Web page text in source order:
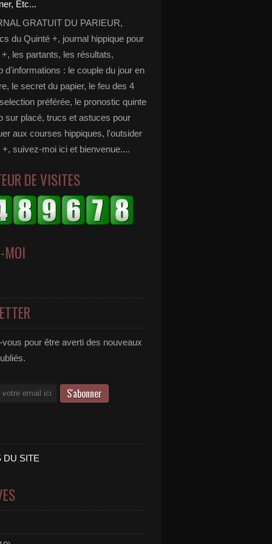
GRATUIT DU PARIEUR,
du Quinté +, journal hippique pour
les partants, les résultats,
d'informations : le couple du jour en
le secret du papier, le feu des 4
préférée, le pronostic quinte
sur placé, trucs et astuces pour
aux courses hippiques, l'outsider
+, suivez-moi ici et bienvenue....
DE VISITES
MOI
pour être averti des nouveaux
DU SITE